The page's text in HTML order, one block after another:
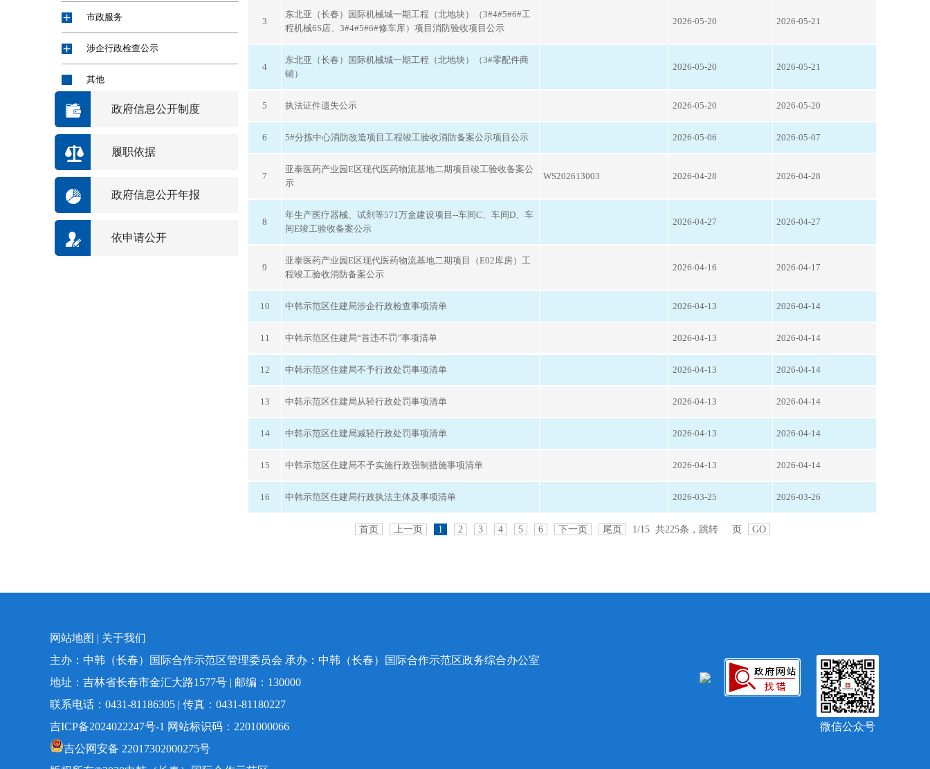
3
东北亚（长春）国际机械城一期工程（北地块）（3#4#5#6#工
程机械6S店、3#4#5#6#修车库）项目消防验收项目公示
2026-05-20 2026-05-21
4
东北亚（长春）国际机械城一期工程（北地块）（3#零配件商
铺）
2026-05-20 2026-05-21
5 执法证件遗失公示 2026-05-20 2026-05-20
6 5#分拣中心消防改造项目工程竣工验收消防备案公示项目公示 2026-05-06 2026-05-07
7
亚泰医药产业园E区现代医药物流基地二期项目竣工验收备案公
示
WS202613003 2026-04-28 2026-04-28
8
年生产医疗器械、试剂等571万盒建设项目--车间C、车间D、车
间E竣工验收备案公示
2026-04-27 2026-04-27
9
亚泰医药产业园E区现代医药物流基地二期项目（E02库房）工
程竣工验收消防备案公示
2026-04-16 2026-04-17
10 中韩示范区住建局涉企行政检查事项清单 2026-04-13 2026-04-14
11 中韩示范区住建局“首违不罚”事项清单 2026-04-13 2026-04-14
12 中韩示范区住建局不予行政处罚事项清单 2026-04-13 2026-04-14
13 中韩示范区住建局从轻行政处罚事项清单 2026-04-13 2026-04-14
14 中韩示范区住建局减轻行政处罚事项清单 2026-04-13 2026-04-14
15 中韩示范区住建局不予实施行政强制措施事项清单 2026-04-13 2026-04-14
16 中韩示范区住建局行政执法主体及事项清单 2026-03-25 2026-03-26
首页 上一页 1 2 3 4 5 6 下一页 尾页 1/15 共225条，跳转 页 GO
市政服务
涉企行政检查公示
其他
政府信息公开制度
履职依据
政府信息公开年报
依申请公开
网站地图 | 关于我们
主办：中韩（长春）国际合作示范区管理委员会 承办：中韩（长春）国际合作示范区政务综合办公室
地址：吉林省长春市金汇大路1577号 | 邮编：130000
联系电话：0431-81186305 | 传真：0431-81180227
吉ICP备2024022247号-1 网站标识码：2201000066
吉公网安备 22017302000275号
微信公众号